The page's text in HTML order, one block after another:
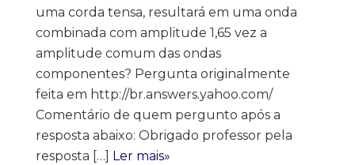
uma corda tensa, resultará em uma onda
combinada com amplitude 1,65 vez a
amplitude comum das ondas
componentes? Pergunta originalmente
feita em http://br.answers.yahoo.com/
Comentário de quem pergunto após a
resposta abaixo: Obrigado professor pela
resposta […] Ler mais»